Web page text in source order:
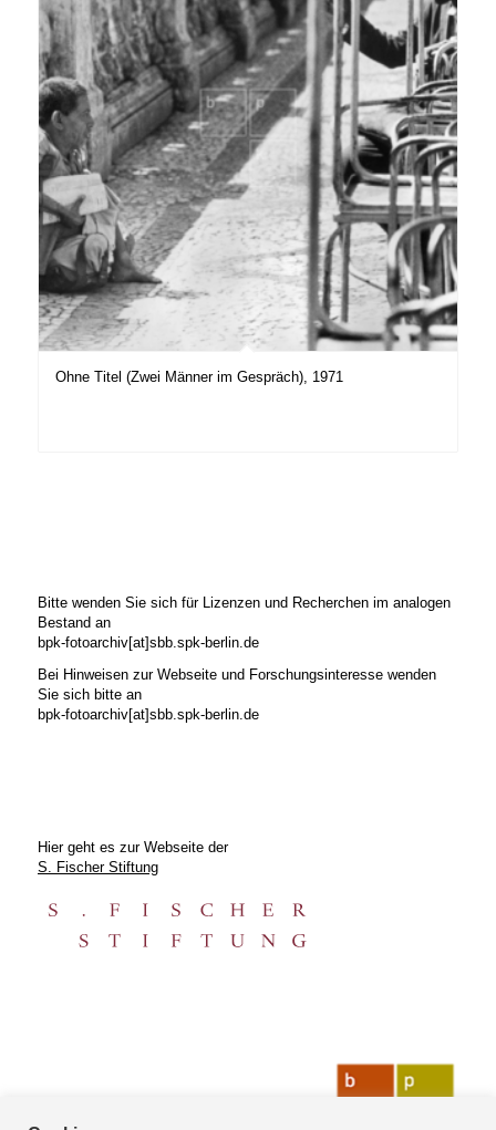
Ohne Titel (Zwei Männer im Gespräch), 1971
Bitte wenden Sie sich für Lizenzen und Recherchen im analogen
Bestand an
bpk-fotoarchiv[at]sbb.spk-berlin.de
Bei Hinweisen zur Webseite und Forschungsinteresse wenden
Sie sich bitte an
bpk-fotoarchiv[at]sbb.spk-berlin.de
Hier geht es zur Webseite der
S. Fischer Stiftung